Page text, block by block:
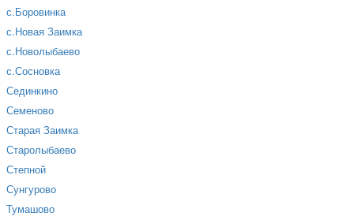
с.Боровинка
с.Новая Заимка
с.Новолыбаево
с.Сосновка
Сединкино
Семеново
Старая Заимка
Старолыбаево
Степной
Сунгурово
Тумашово